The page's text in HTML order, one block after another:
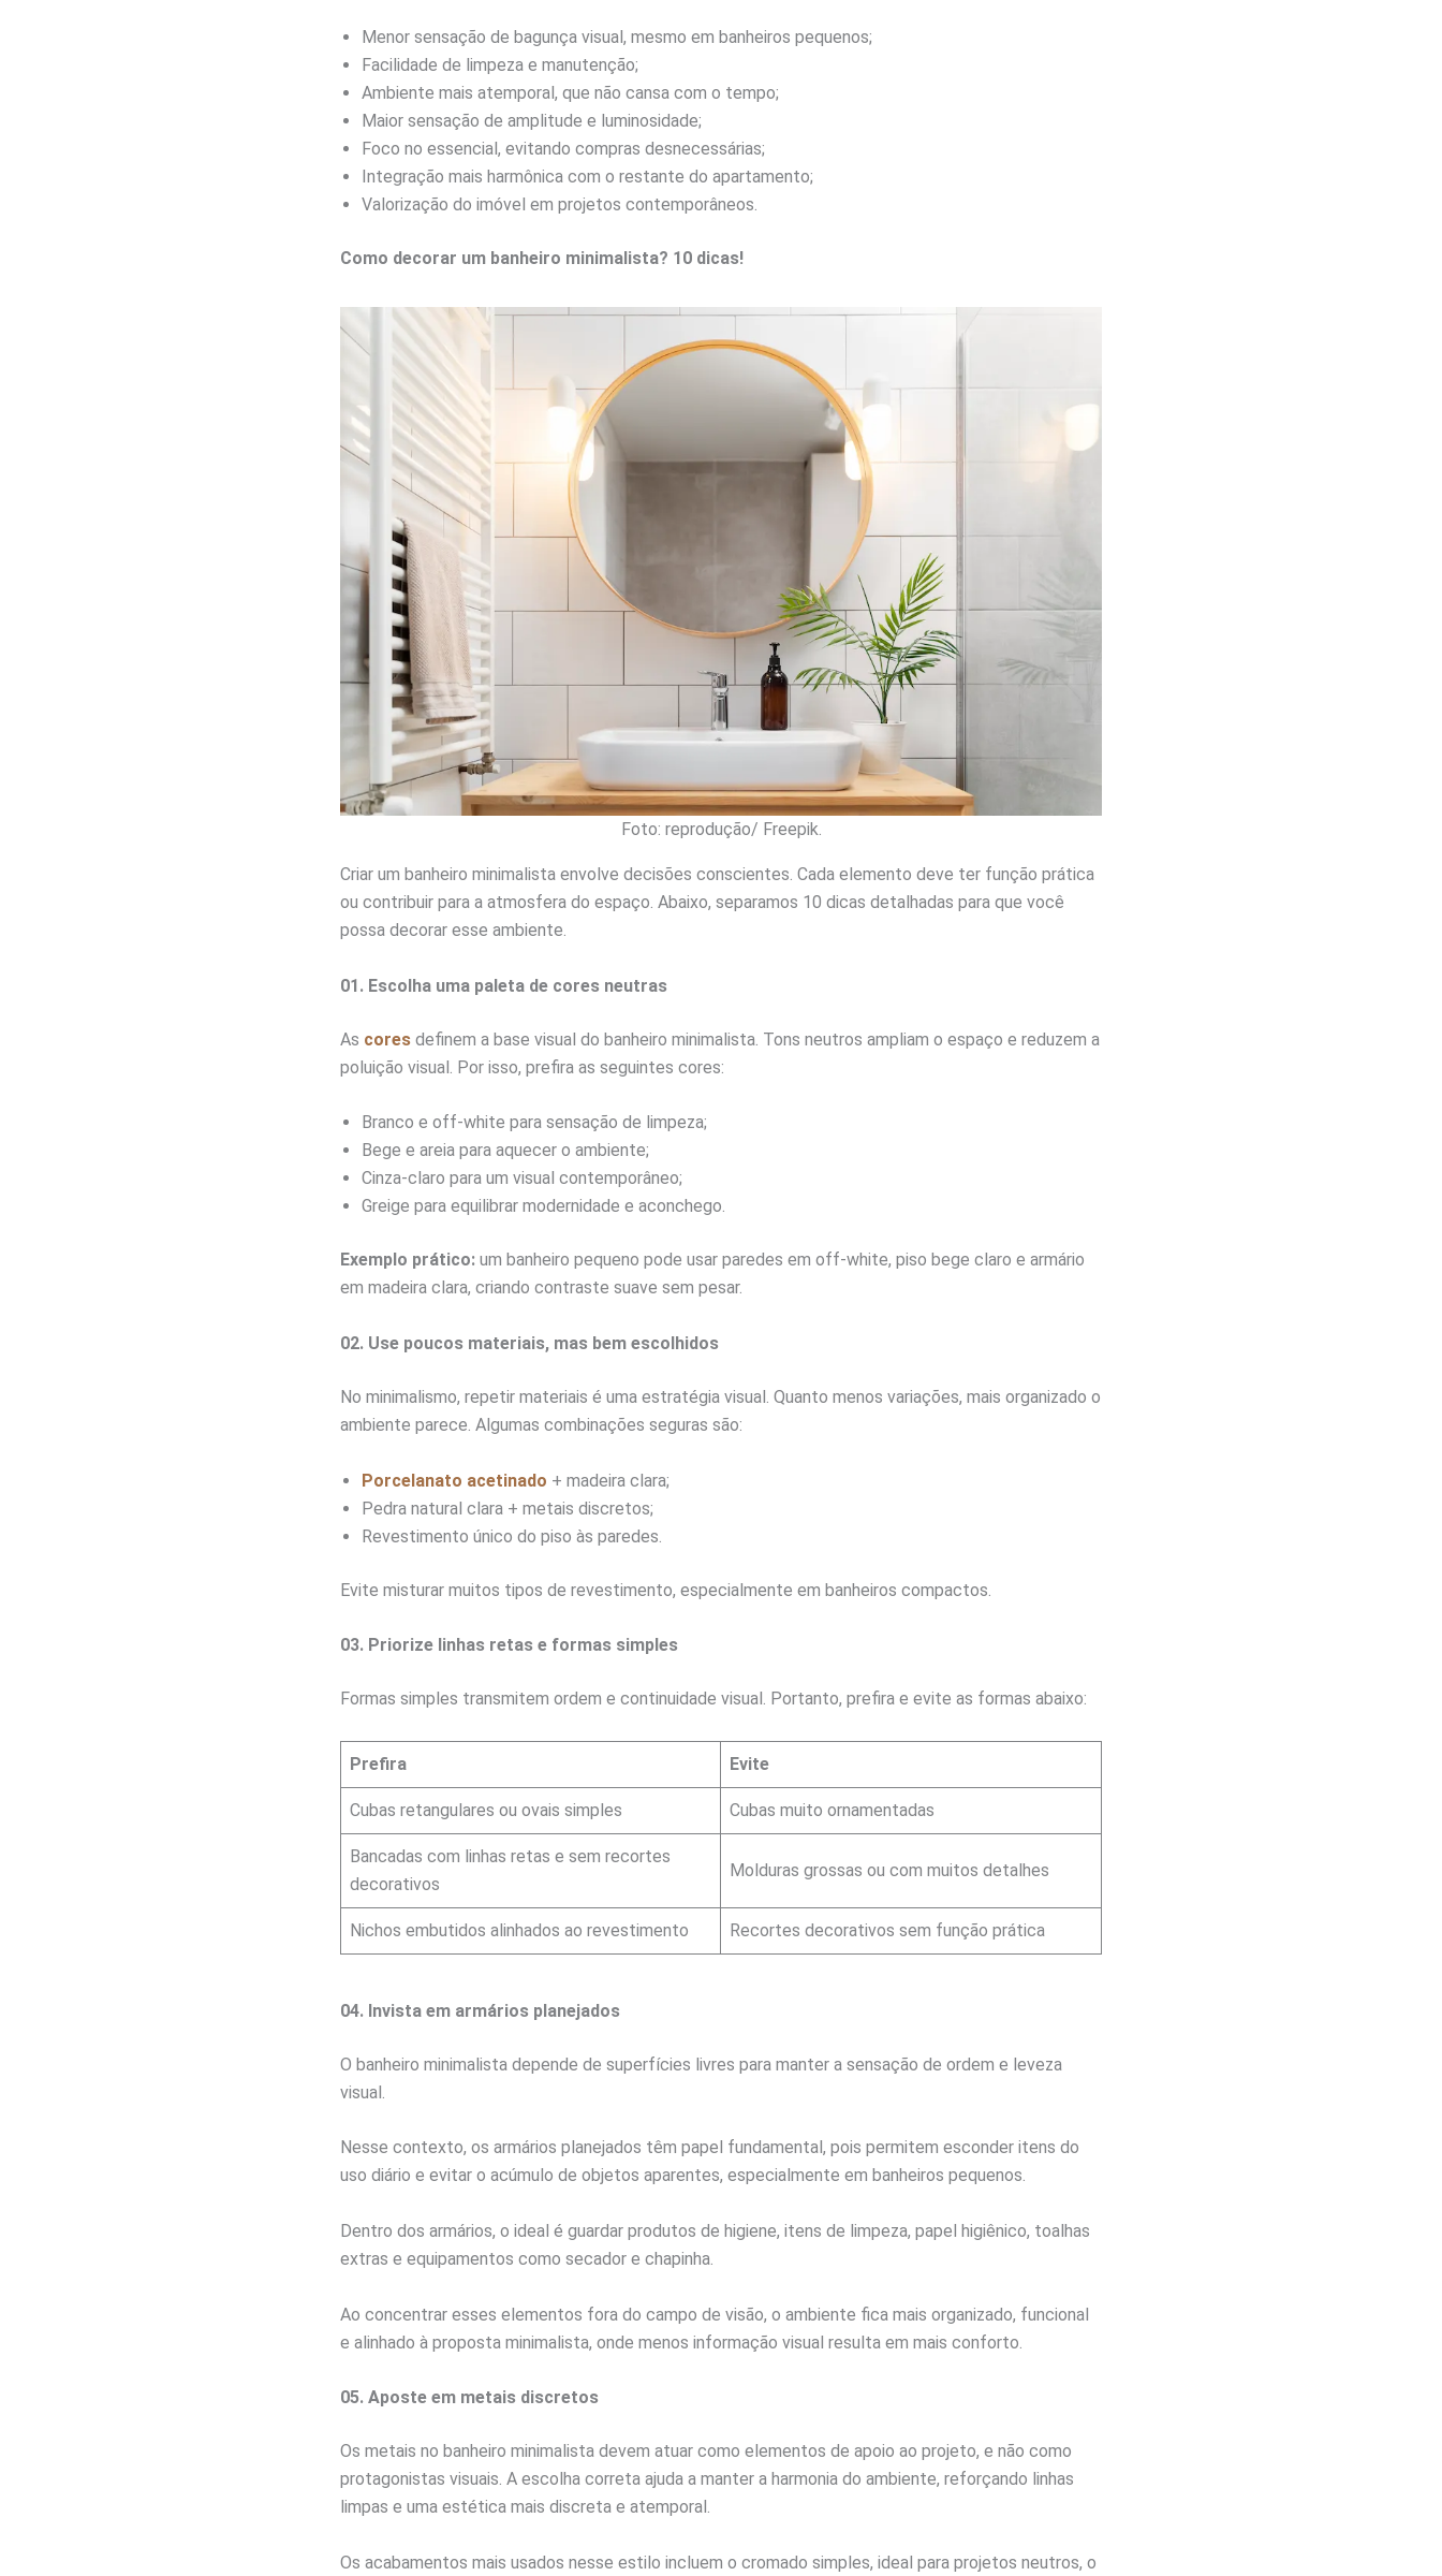
Menor sensação de bagunça visual, mesmo em banheiros pequenos;
Facilidade de limpeza e manutenção;
Ambiente mais atemporal, que não cansa com o tempo;
Maior sensação de amplitude e luminosidade;
Foco no essencial, evitando compras desnecessárias;
Integração mais harmônica com o restante do apartamento;
Valorização do imóvel em projetos contemporâneos.
Como decorar um banheiro minimalista? 10 dicas!
Foto: reprodução/ Freepik.
Criar um banheiro minimalista envolve decisões conscientes. Cada elemento deve ter função prática
ou contribuir para a atmosfera do espaço. Abaixo, separamos 10 dicas detalhadas para que você
possa decorar esse ambiente.
01. Escolha uma paleta de cores neutras
As cores definem a base visual do banheiro minimalista. Tons neutros ampliam o espaço e reduzem a
poluição visual. Por isso, prefira as seguintes cores:
Branco e off-white para sensação de limpeza;
Bege e areia para aquecer o ambiente;
Cinza-claro para um visual contemporâneo;
Greige para equilibrar modernidade e aconchego.
Exemplo prático: um banheiro pequeno pode usar paredes em off-white, piso bege claro e armário
em madeira clara, criando contraste suave sem pesar.
02. Use poucos materiais, mas bem escolhidos
No minimalismo, repetir materiais é uma estratégia visual. Quanto menos variações, mais organizado o
ambiente parece. Algumas combinações seguras são:
Porcelanato acetinado + madeira clara;
Pedra natural clara + metais discretos;
Revestimento único do piso às paredes.
Evite misturar muitos tipos de revestimento, especialmente em banheiros compactos.
03. Priorize linhas retas e formas simples
Formas simples transmitem ordem e continuidade visual. Portanto, prefira e evite as formas abaixo:
Prefira Evite
Cubas retangulares ou ovais simples Cubas muito ornamentadas
Bancadas com linhas retas e sem recortes
decorativos
Molduras grossas ou com muitos detalhes
Nichos embutidos alinhados ao revestimento Recortes decorativos sem função prática
04. Invista em armários planejados
O banheiro minimalista depende de superfícies livres para manter a sensação de ordem e leveza
visual.
Nesse contexto, os armários planejados têm papel fundamental, pois permitem esconder itens do
uso diário e evitar o acúmulo de objetos aparentes, especialmente em banheiros pequenos.
Dentro dos armários, o ideal é guardar produtos de higiene, itens de limpeza, papel higiênico, toalhas
extras e equipamentos como secador e chapinha.
Ao concentrar esses elementos fora do campo de visão, o ambiente fica mais organizado, funcional
e alinhado à proposta minimalista, onde menos informação visual resulta em mais conforto.
05. Aposte em metais discretos
Os metais no banheiro minimalista devem atuar como elementos de apoio ao projeto, e não como
protagonistas visuais. A escolha correta ajuda a manter a harmonia do ambiente, reforçando linhas
limpas e uma estética mais discreta e atemporal.
Os acabamentos mais usados nesse estilo incluem o cromado simples, ideal para projetos neutros, o